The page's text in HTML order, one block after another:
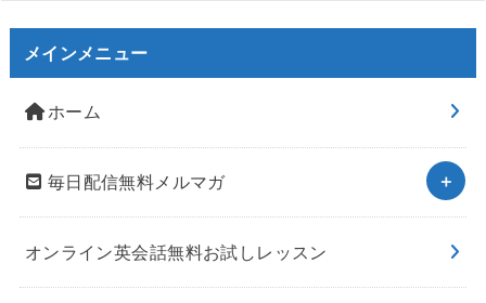
メインメニュー
ホーム
毎日配信無料メルマガ
オンライン英会話無料お試しレッスン